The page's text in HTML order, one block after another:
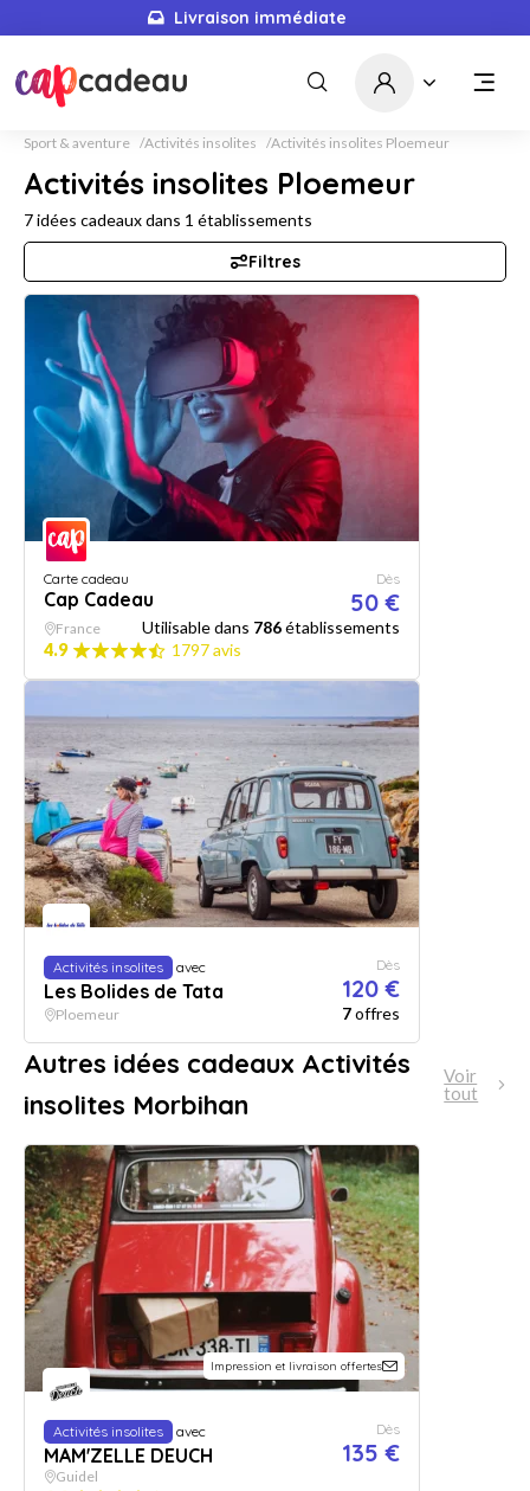
Livraison immédiate
Sport & aventure Activités insolites Activités insolites Ploemeur
Activités insolites Ploemeur
7idées cadeaux dans 1 établissements
Filtres
Carte cadeau
Cap Cadeau
Dès
50 €
France Utilisable dans 786établissements
4.9
1797 avis
Activités insolites avec
Les Bolides de Tata
Dès
120 €
Ploemeur 7offres
Autres idées cadeaux Activités
insolites Morbihan
Voir
tout
Impression et livraison offertes
Activités insolites avec
MAM'ZELLE DEUCH
Dès
135 €
Guidel